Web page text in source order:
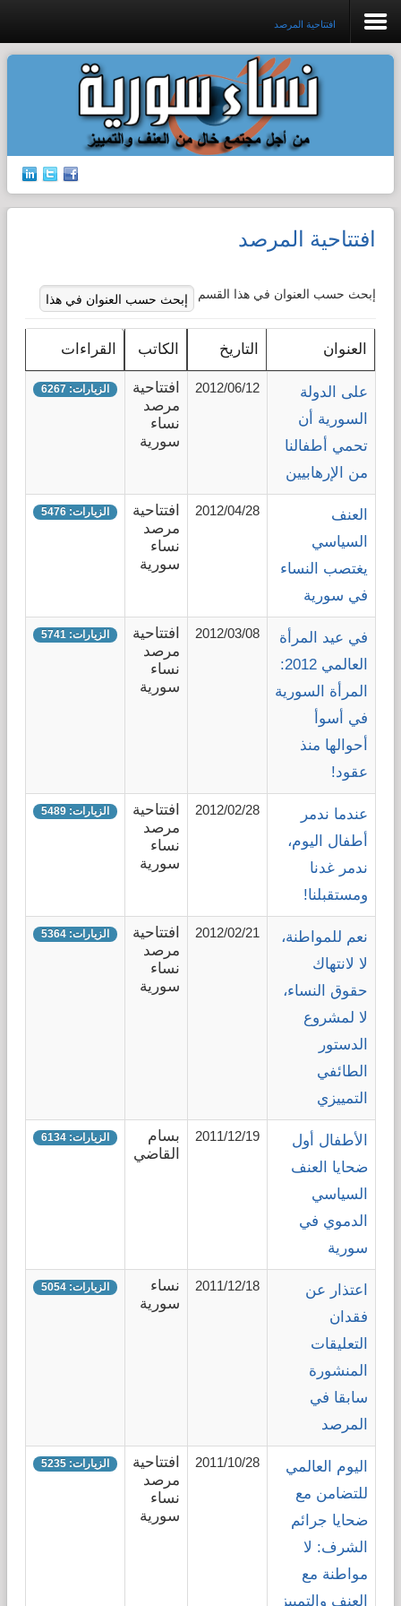
جرائم الشرف
إدانات ضد القتل
الإتجار بالبشر
قضايا المرأة
افتتاحية المرصد
افتتاحية المرصد
إبحث حسب العنوان في هذا القسم
العنوان التاريخ الكاتب القراءات
على الدولة
السورية أن
تحمي أطفالنا
من الإرهابيين
2012/06/12
افتتاحية
مرصد
نساء
سورية
الزيارات: 6267
العنف
السياسي
يغتصب النساء
في سورية
2012/04/28
افتتاحية
مرصد
نساء
سورية
الزيارات: 5476
في عيد المرأة
العالمي 2012:
المرأة السورية
في أسوأ
أحوالها منذ
عقود!
2012/03/08
افتتاحية
مرصد
نساء
سورية
الزيارات: 5741
عندما ندمر
أطفال اليوم،
ندمر غدنا
ومستقبلنا!
2012/02/28
افتتاحية
مرصد
نساء
سورية
الزيارات: 5489
نعم للمواطنة،
لا لانتهاك
حقوق النساء،
لا لمشروع
الدستور
الطائفي
التمييزي
2012/02/21
افتتاحية
مرصد
نساء
سورية
الزيارات: 5364
الأطفال أول
ضحايا العنف
السياسي
الدموي في
سورية
2011/12/19
بسام
القاضي
الزيارات: 6134
اعتذار عن
فقدان
التعليقات
المنشورة
سابقا في
المرصد
2011/12/18
نساء
سورية
الزيارات: 5054
اليوم العالمي
للتضامن مع
ضحايا جرائم
الشرف: لا
مواطنة مع
العنف والتمييز
2011/10/28
افتتاحية
مرصد
نساء
سورية
الزيارات: 5235